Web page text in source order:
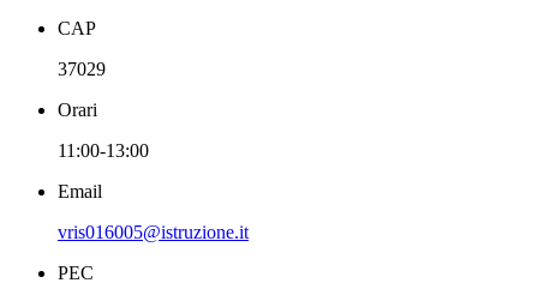
CAP
37029
Orari
11:00-13:00
Email
vris016005@istruzione.it
PEC